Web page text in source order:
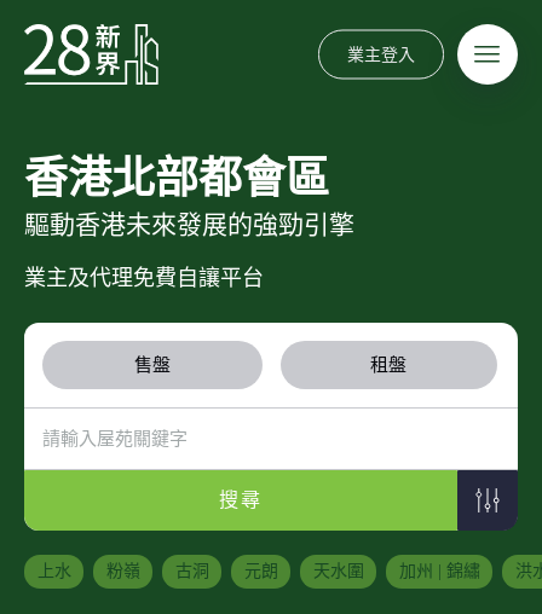
業主登入
香港北部都會區
驅動香港未來發展的強勁引擎
業主及代理免費自讓平台
售盤 租盤
搜尋
上水 粉嶺 古洞 元朗 天水圍 加州 | 錦繡 洪